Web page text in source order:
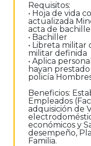
Requisitos:
• Hoja de vida
actualizada
acta de
• Bachiller
• Libreta militar
militar definida
• Aplica
hayan
policía
Beneficios:
Empleados
adquisición de
económicos y
desempeño,
Familia.